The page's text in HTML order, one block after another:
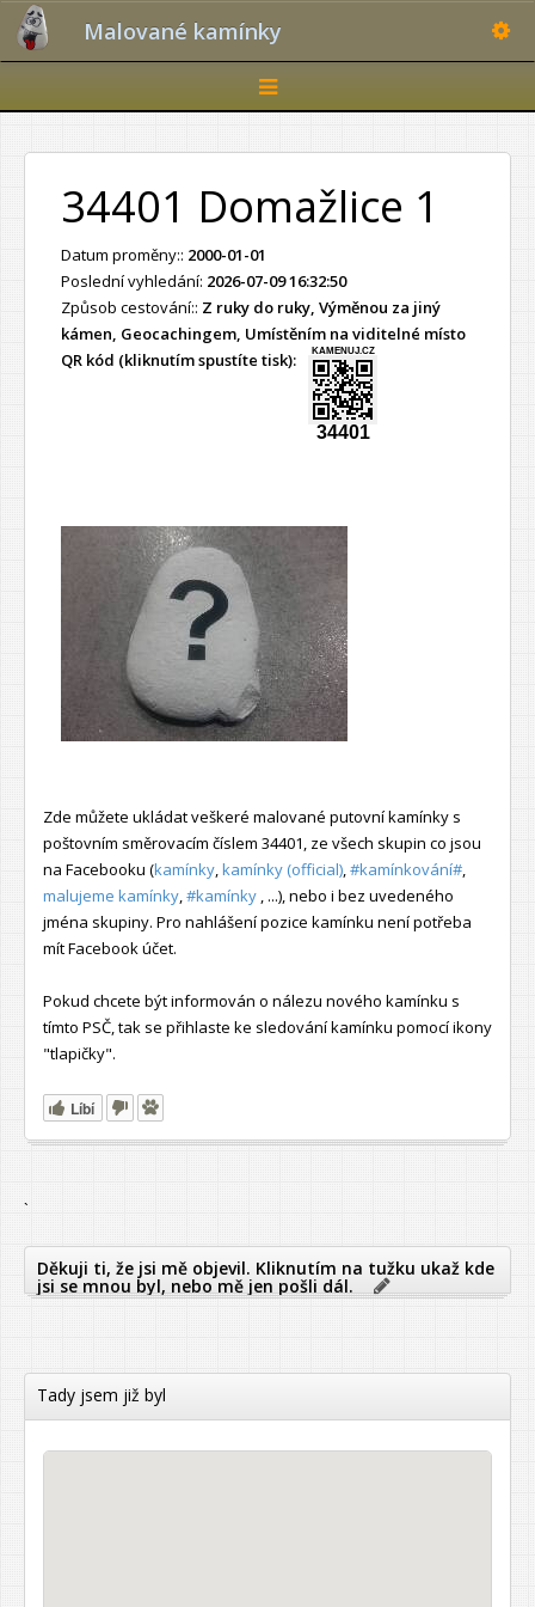
Malované kamínky
Toggle
navigation
34401 Domažlice 1
Datum proměny:: 2000-01-01
Poslední vyhledání: 2026-07-09 16:32:50
Způsob cestování:: Z ruky do ruky, Výměnou za jiný
kámen, Geocachingem, Umístěním na viditelné místo
QR kód (kliknutím spustíte tisk):
KAMENUJ.CZ
34401
Zde můžete ukládat veškeré malované putovní kamínky s
poštovním směrovacím číslem 34401, ze všech skupin co jsou
na Facebooku (kamínky kamínky (official) #kamínkování#
malujeme kamínky #kamínky , ...), nebo i bez uvedeného
jména skupiny. Pro nahlášení pozice kamínku není potřeba
mít Facebook účet.
Pokud chcete být informován o nálezu nového kamínku s
tímto PSČ, tak se přihlaste ke sledování kamínku pomocí ikony
"tlapičky".
Líbí
`
Děkuji ti, že jsi mě objevil. Kliknutím na tužku ukaž kde
jsi se mnou byl, nebo mě jen pošli dál.
Tady jsem již byl